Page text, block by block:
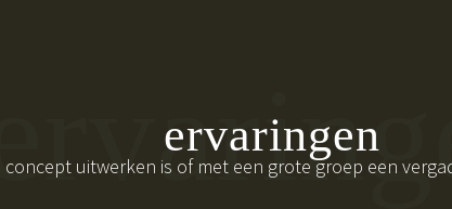
ervaringen
uitwerken is of met een grote groep een